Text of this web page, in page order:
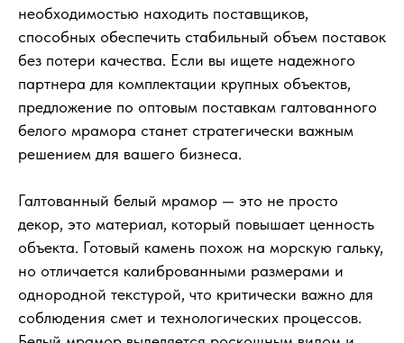
необходимостью находить поставщиков,
способных обеспечить стабильный объем поставок
без потери качества. Если вы ищете надежного
партнера для комплектации крупных объектов,
предложение по оптовым поставкам галтованного
белого мрамора станет стратегически важным
решением для вашего бизнеса.
Галтованный белый мрамор — это не просто
декор, это материал, который повышает ценность
объекта. Готовый камень похож на морскую гальку,
но отличается калиброванными размерами и
однородной текстурой, что критически важно для
соблюдения смет и технологических процессов.